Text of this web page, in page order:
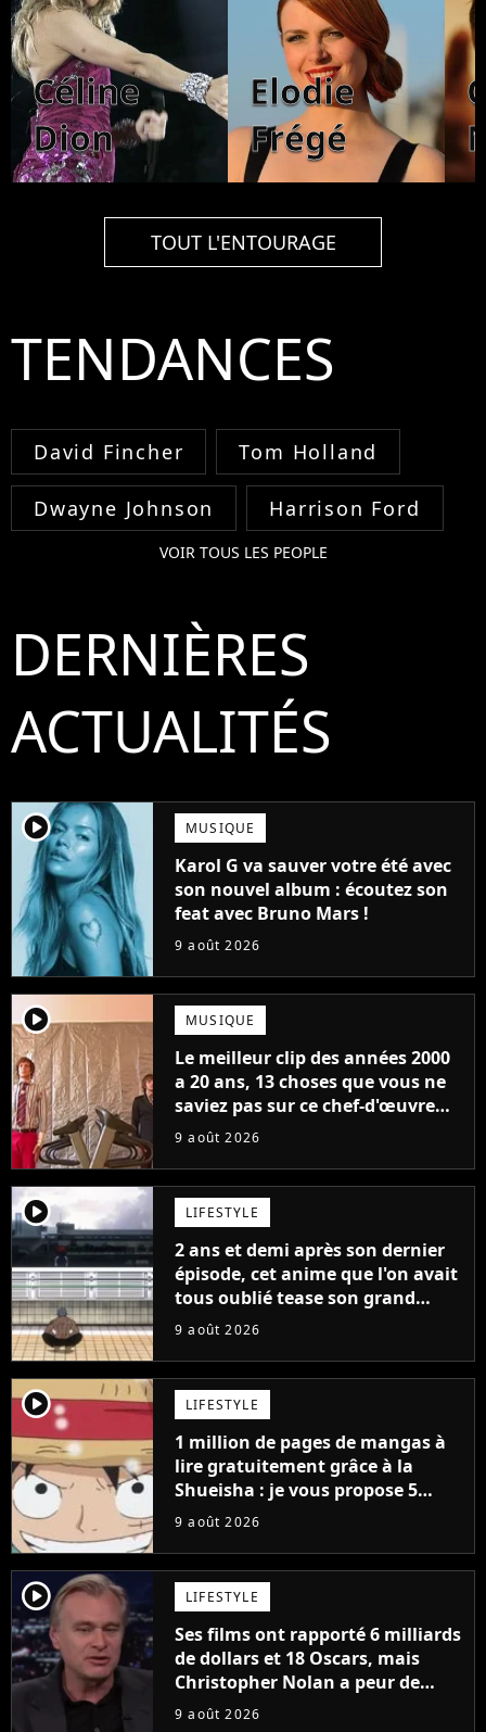
Céline
Dion
Elodie
Frégé
TOUT L'ENTOURAGE
TENDANCES
David Fincher Tom Holland
Dwayne Johnson Harrison Ford
VOIR TOUS LES PEOPLE
DERNIÈRES
ACTUALITÉS
player2 MUSIQUE
Karol G va sauver votre été avec
son nouvel album : écoutez son
feat avec Bruno Mars !
9 août 2026
player2 MUSIQUE
Le meilleur clip des années 2000
a 20 ans, 13 choses que vous ne
saviez pas sur ce chef-d'œuvre
qui a révolutionné YouTube
9 août 2026
player2 LIFESTYLE
2 ans et demi après son dernier
épisode, cet anime que l'on avait
tous oublié tease son grand
retour
9 août 2026
player2 LIFESTYLE
1 million de pages de mangas à
lire gratuitement grâce à la
Shueisha : je vous propose 5
mangas jamais sortis en France
9 août 2026
player2 LIFESTYLE
Ses films ont rapporté 6 milliards
de dollars et 18 Oscars, mais
Christopher Nolan a peur de
tourner un genre de films très
9 août 2026